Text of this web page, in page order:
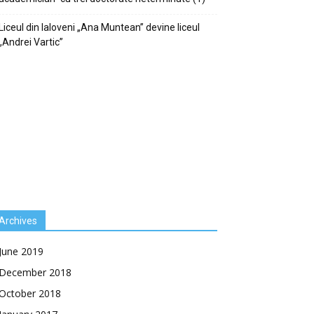
din Ialoveni „Ana Muntean” devine liceul
Vartic”
2019
2018
2018